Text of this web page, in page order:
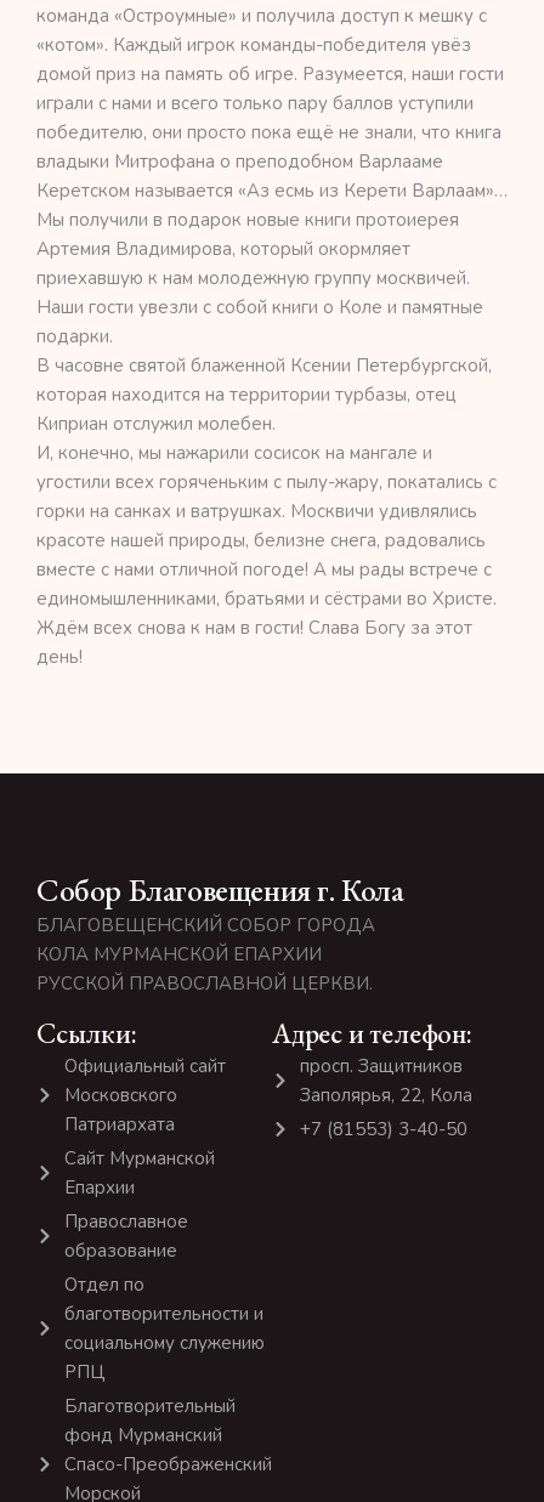
команда «Остроумные» и получила доступ к мешку с
«котом». Каждый игрок команды-победителя увёз
домой приз на память об игре. Разумеется, наши гости
играли с нами и всего только пару баллов уступили
победителю, они просто пока ещё не знали, что книга
владыки Митрофана о преподобном Варлааме
Керетском называется «Аз есмь из Керети Варлаам»…
Мы получили в подарок новые книги протоиерея
Артемия Владимирова, который окормляет
приехавшую к нам молодежную группу москвичей.
Наши гости увезли с собой книги о Коле и памятные
подарки.
В часовне святой блаженной Ксении Петербургской,
которая находится на территории турбазы, отец
Киприан отслужил молебен.
И, конечно, мы нажарили сосисок на мангале и
угостили всех горяченьким с пылу-жару, покатались с
горки на санках и ватрушках. Москвичи удивлялись
красоте нашей природы, белизне снега, радовались
вместе с нами отличной погоде! А мы рады встрече с
единомышленниками, братьями и сёстрами во Христе.
Ждём всех снова к нам в гости! Слава Богу за этот
день!
Собор Благовещения г. Кола
БЛАГОВЕЩЕНСКИЙ СОБОР ГОРОДА
КОЛА МУРМАНСКОЙ ЕПАРХИИ
РУССКОЙ ПРАВОСЛАВНОЙ ЦЕРКВИ.
Ссылки:
Официальный сайт
Московского
Патриархата
Сайт Мурманской
Епархии
Православное
образование
Отдел по
благотворительности и
социальному служению
РПЦ
Благотворительный
фонд Мурманский
Спасо-Преображенский
Морской
Адрес и телефон:
просп. Защитников
Заполярья, 22, Кола
+7 (81553) 3-40-50